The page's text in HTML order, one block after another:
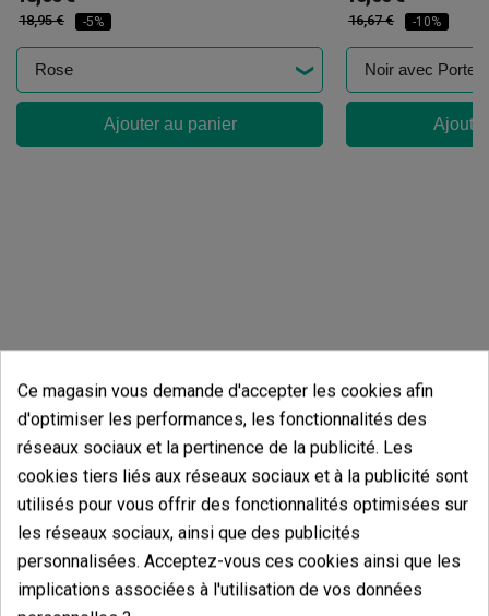
18,95 € -5%
Ajouter au panier
16,67 € -10%
Avis des clients
5 étoiles
100.00%
4 étoiles
0.00%
0.00%
2 étoiles
0.00%
Ce magasin vous demande d'accepter les cookies afin
d'optimiser les performances, les fonctionnalités des
réseaux sociaux et la pertinence de la publicité. Les
cookies tiers liés aux réseaux sociaux et à la publicité sont
utilisés pour vous offrir des fonctionnalités optimisées sur
les réseaux sociaux, ainsi que des publicités
personnalisées. Acceptez-vous ces cookies ainsi que les
implications associées à l'utilisation de vos données